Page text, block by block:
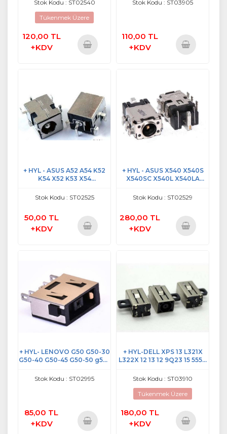
DC JACK
Stok Kodu : ST02540
Tükenmek Üzere
120,00 TL
+KDV
Stok Kodu : ST03905
110,00 TL
+KDV
+ HYL - ASUS A52 A54 K52
K54 X52 K53 X54
JACK
Stok Kodu : ST02525
50,00 TL
+KDV
+ HYL - ASUS X540 X540S
X540SC X540L X540LA
JACK
Stok Kodu : ST02529
280,00 TL
+KDV
+ HYL- LENOVO G50 G50-30
G50-40 G50-45 G50-50 g50-
Stok Kodu : ST02995
85,00 TL
+KDV
+ HYL-DELL XPS 13 L321X
L322X 12 13 12 9Q23 15 5558
Stok Kodu : ST03910
Tükenmek Üzere
180,00 TL
+KDV